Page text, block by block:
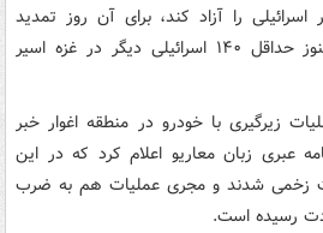
اسیر دیگر اسرائیلی را آزاد کند، برای آن روز تمدید
خواهد شد. وی گفت که هنوز حداقل ۱۴۰ اسرائیلی دیگر در غزه اسیر
زیرگیری با خودرو در منطقه اغوار خبر
عبری زبان معاریو اعلام کرد که در این
زخمی شدند و مجری عملیات هم به ضرب
رسیده است.